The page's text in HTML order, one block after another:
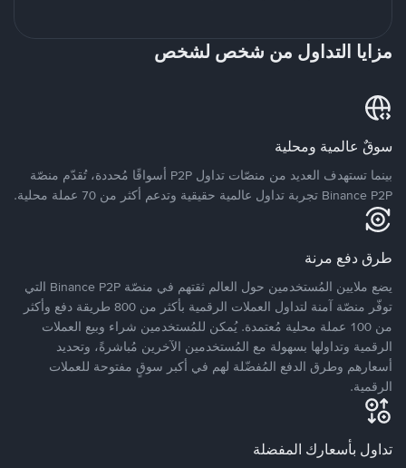
مزايا التداول من شخص لشخص
سوقٌ عالمية ومحلية
بينما تستهدف العديد من منصّات تداول P2P أسواقًا مُحددة، تُقدّم منصّة
Binance P2P تجربة تداول عالمية حقيقية وتدعم أكثر من 70 عملة محلية.
طرق دفع مرنة
يضع ملايين المُستخدمين حول العالم ثقتهم في منصّة Binance P2P التي
توفّر منصّة آمنة لتداول العملات الرقمية بأكثر من 800 طريقة دفع وأكثر
من 100 عملة محلية مُعتمدة. يُمكن للمُستخدمين شراء وبيع العملات
الرقمية وتداولها بسهولة مع المُستخدمين الآخرين مُباشرةً، وتحديد
أسعارهم وطرق الدفع المُفضّلة لهم في أكبر سوقٍ مفتوحة للعملات
الرقمية.
تداول بأسعارك المفضلة